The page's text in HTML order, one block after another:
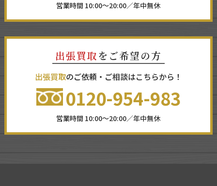
営業時間 10:00～20:00／年中無休
出張買取 をご希望の方
出張買取のご依頼・ご相談はこちらから！
0120-954-983
営業時間 10:00～20:00／年中無休